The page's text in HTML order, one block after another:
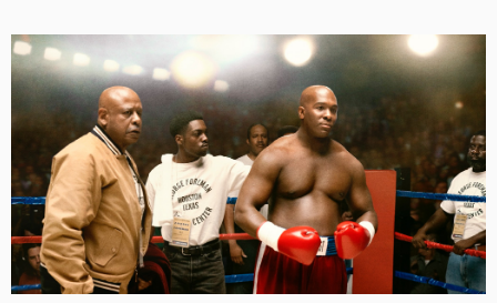
China
Denmark
Finland
France
Germany